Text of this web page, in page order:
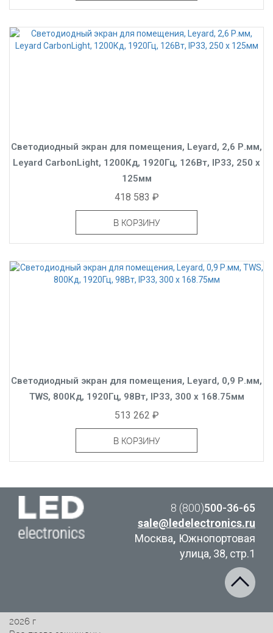
Светодиодный экран для помещения, Leyard, 2,6 Р.мм,
Leyard CarbonLight, 1200Кд, 1920Гц, 126Вт, IP33, 250 x
125мм
418 583 ₽
В КОРЗИНУ
Светодиодный экран для помещения, Leyard, 0,9 Р.мм,
TWS, 800Кд, 1920Гц, 98Вт, IP33, 300 x 168.75мм
513 262 ₽
В КОРЗИНУ
8 (800)500-36-65
sale@ledelectronics.ru
Москва, Южнопортовая
улица, 38, стр.1
2026 г